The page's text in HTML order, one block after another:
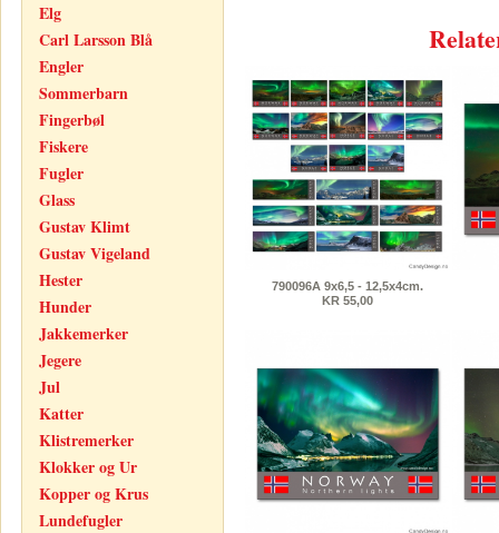
Elg
Carl Larsson Blå
Engler
Sommerbarn
Fingerbøl
Fiskere
Fugler
Glass
Gustav Klimt
Gustav Vigeland
Hester
Hunder
Jakkemerker
Jegere
Jul
Katter
Klistremerker
Klokker og Ur
Kopper og Krus
Lundefugler
790096A 9x6,5 - 12,5x4cm.
KR 55,00